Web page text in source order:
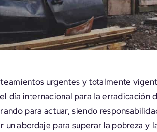
urgentes y totalmente
día internacional para la erradicación
para actuar, siendo
un abordaje para superar la pobreza y